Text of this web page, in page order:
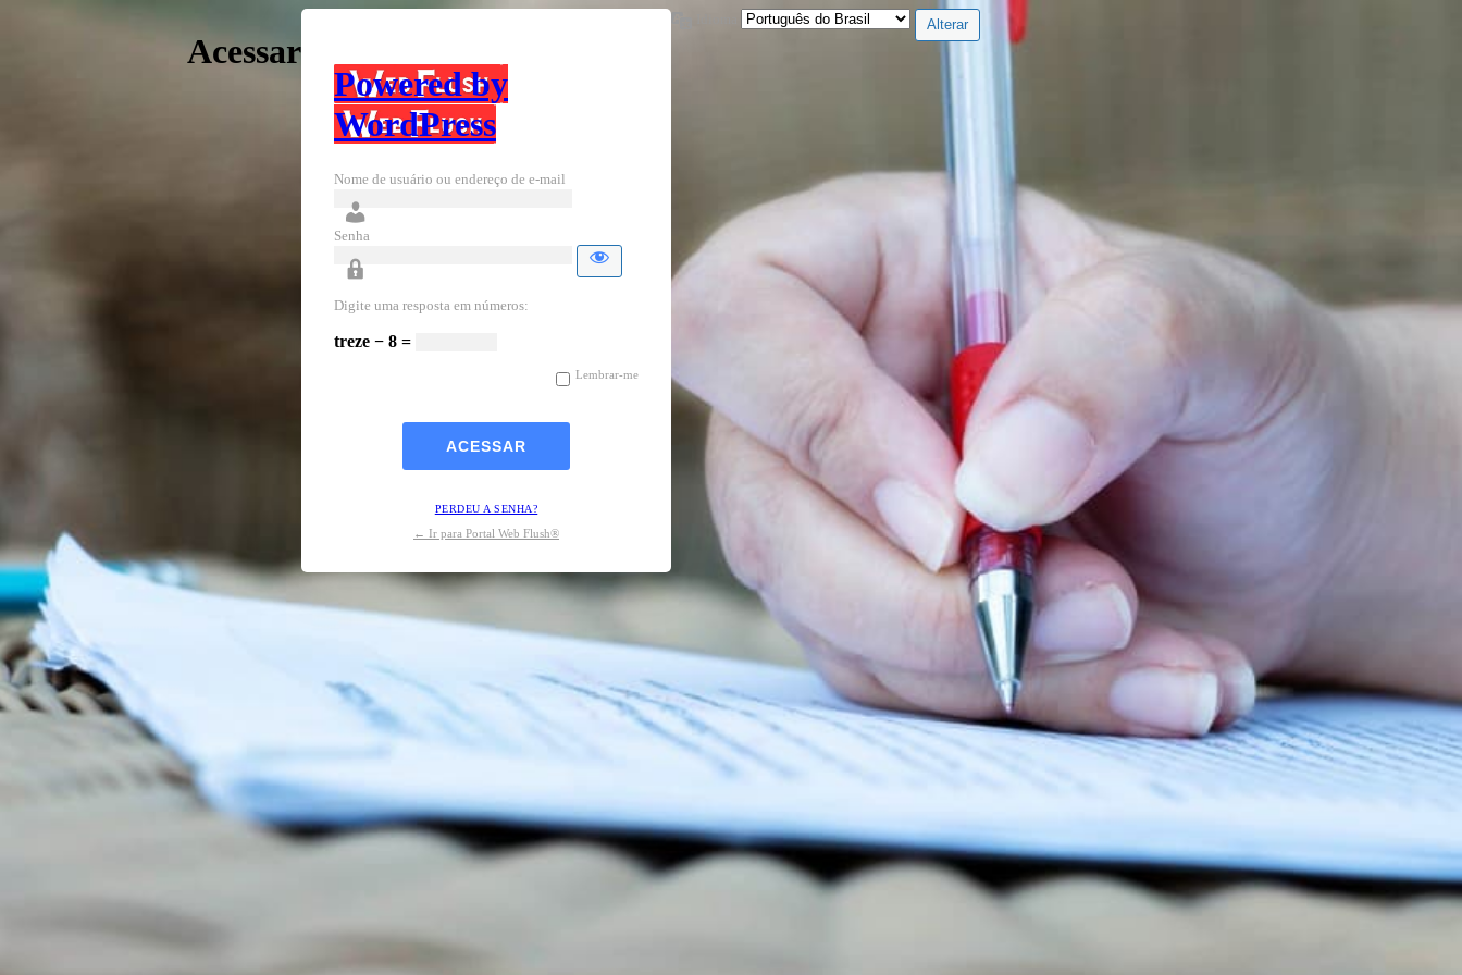
Acessar
Powered by
WordPress
Nome de usuário ou endereço de e-mail
Senha
Digite uma resposta em números:
treze − 8 =
Lembrar-me
PERDEU A SENHA?
← Ir para Portal Web Flush®